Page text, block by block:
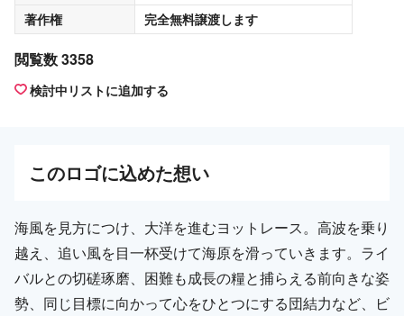
著作権
完全無料譲渡します
閲覧数 3358
検討中リストに追加する
このロゴに込めた想い
海風を見方につけ、大洋を進むヨットレース。高波を乗り
越え、追い風を目一杯受けて海原を滑っていきます。ライ
バルとの切磋琢磨、困難も成長の糧と捕らえる前向きな姿
勢、同じ目標に向かって心をひとつにする団結力など、ビ